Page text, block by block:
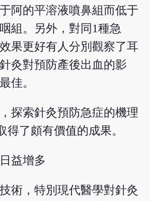
阿的平溶液噴鼻組而低于
組。另外，對同1種急
果更好有人分別觀察了耳
灸對預防產後出血的影
佳。
探索針灸預防急症的機理
得了頗有價值的成果。
益增多
術，特別現代醫學對針灸